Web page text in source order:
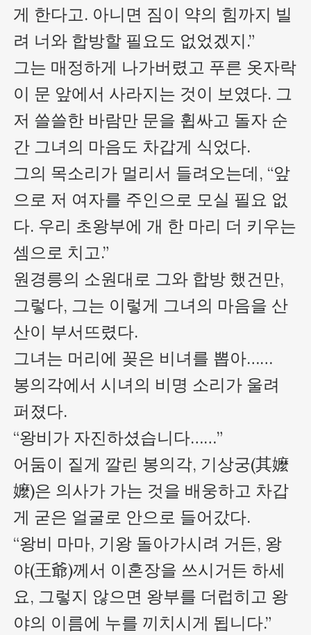
게 한다고. 아니면 짐이 약의 힘까지 빌
려 너와 합방할 필요도 없었겠지.”
그는 매정하게 나가버렸고 푸른 옷자락
이 문 앞에서 사라지는 것이 보였다. 그
저 쓸쓸한 바람만 문을 휩싸고 돌자 순
간 그녀의 마음도 차갑게 식었다.
그의 목소리가 멀리서 들려오는데, “앞
으로 저 여자를 주인으로 모실 필요 없
다. 우리 초왕부에 개 한 마리 더 키우는
셈으로 치고.”
원경릉의 소원대로 그와 합방 했건만,
그렇다, 그는 이렇게 그녀의 마음을 산
산이 부서뜨렸다.
그녀는 머리에 꽂은 비녀를 뽑아……
봉의각에서 시녀의 비명 소리가 울려
퍼졌다.
“왕비가 자진하셨습니다……”
어둠이 짙게 깔린 봉의각, 기상궁(其嬤
嬤)은 의사가 가는 것을 배웅하고 차갑
게 굳은 얼굴로 안으로 들어갔다.
“왕비 마마, 기왕 돌아가시려 거든, 왕
야(王爺)께서 이혼장을 쓰시거든 하세
요, 그렇지 않으면 왕부를 더럽히고 왕
야의 이름에 누를 끼치시게 됩니다.”